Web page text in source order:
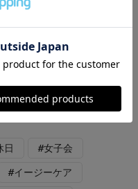
ラー】カーディガン:ブル
ュ 鮮やかなブルーのシア
、ボタンを閉めてフルオー
いくつか開けて着ること
きかできるので骨ストさん
日 #女子会
#イージーケア